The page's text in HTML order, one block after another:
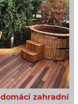
domácí zahradní